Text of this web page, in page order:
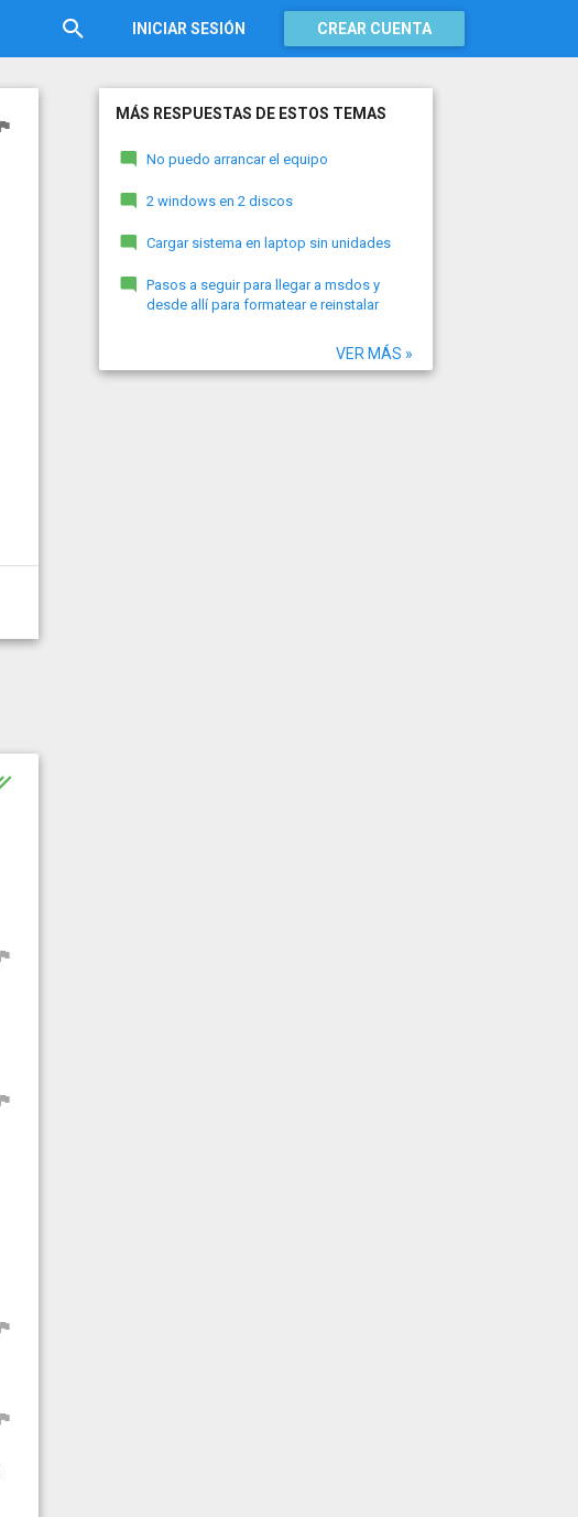
INICIAR SESIÓN CREAR CUENTA
MÁS RESPUESTAS DE ESTOS TEMAS
No puedo arrancar el equipo
2 windows en 2 discos
Cargar sistema en laptop sin unidades
Pasos a seguir para llegar a msdos y
desde allí para formatear e reinstalar
VER MÁS »